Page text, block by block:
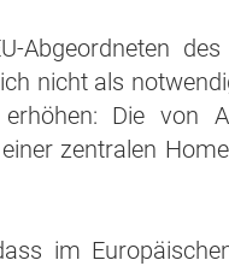
Abgeordneten
nicht als
Die von
zentralen
im